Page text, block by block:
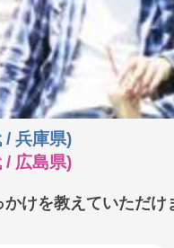
/ 兵庫県)
/ 広島県)
けを教えていただけ